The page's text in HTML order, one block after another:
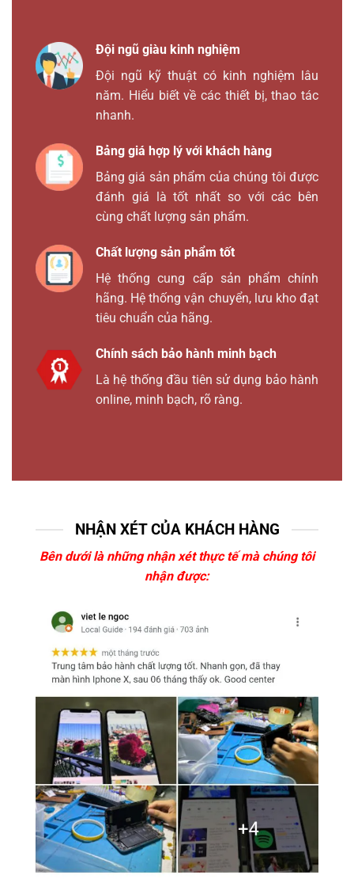
Đội ngũ giàu kinh nghiệm
Đội ngũ kỹ thuật có kinh nghiệm lâu
năm. Hiểu biết về các thiết bị, thao tác
nhanh.
Bảng giá hợp lý với khách hàng
Bảng giá sản phẩm của chúng tôi được
đánh giá là tốt nhất so với các bên
cùng chất lượng sản phẩm.
Chất lượng sản phẩm tốt
Hệ thống cung cấp sản phẩm chính
hãng. Hệ thống vận chuyển, lưu kho đạt
tiêu chuẩn của hãng.
Chính sách bảo hành minh bạch
Là hệ thống đầu tiên sử dụng bảo hành
online, minh bạch, rõ ràng.
NHẬN XÉT CỦA KHÁCH HÀNG
Bên dưới là những nhận xét thực tế mà chúng tôi
nhận được: